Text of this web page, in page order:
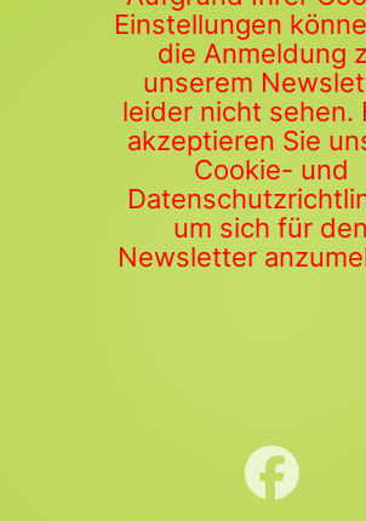
Einstellungen
die Anmeldung
unserem
leider nicht sehen.
akzeptieren Sie
Cookie- und
um sich für den
Newsletter